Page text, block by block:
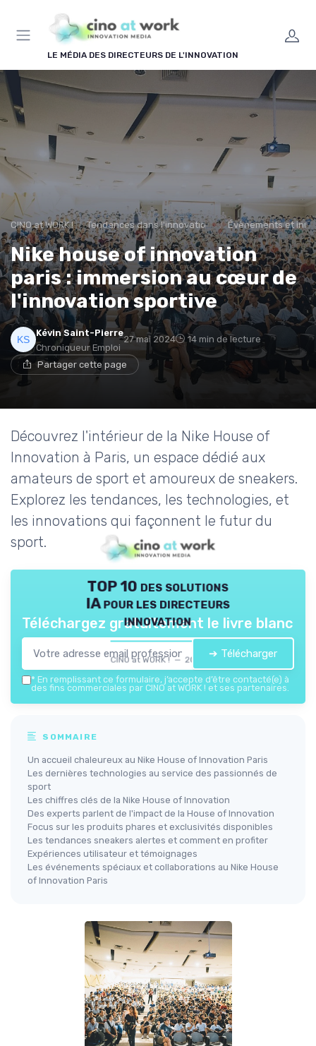
LE MÉDIA DES DIRECTEURS DE L'INNOVATION
CINO at WORK ! Tendances dans l'innovation en entreprise Évènements et
Nike house of innovation
paris : immersion au cœur de
l'innovation sportive
Kévin Saint-Pierre
Chroniqueur Emploi
27 mai 2024 14 min de lecture
Partager cette page
Découvrez l'intérieur de la Nike House of
Innovation à Paris, un espace dédié aux
amateurs de sport et amoureux de sneakers.
Explorez les tendances, les technologies, et
les innovations qui façonnent le futur du
sport.
TOP 10 des solutions
IA pour les directeurs
innovation
CINO at WORK ! — 2026
Téléchargez gratuitement le livre blanc
➔ Télécharger
* En remplissant ce formulaire, j’accepte d’être contacté(e) à
des fins commerciales par CINO at WORK ! et ses partenaires.
SOMMAIRE
Un accueil chaleureux au Nike House of Innovation Paris
Les dernières technologies au service des passionnés de
sport
Les chiffres clés de la Nike House of Innovation
Des experts parlent de l'impact de la House of Innovation
Focus sur les produits phares et exclusivités disponibles
Les tendances sneakers alertes et comment en profiter
Expériences utilisateur et témoignages
Les événements spéciaux et collaborations au Nike House
of Innovation Paris